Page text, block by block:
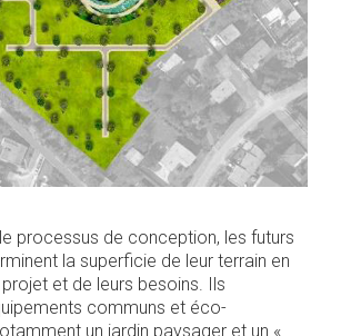
processus de conception, les futurs
la superficie de leur terrain en
et de leurs besoins. Ils
communs et éco-
un jardin paysager et un «